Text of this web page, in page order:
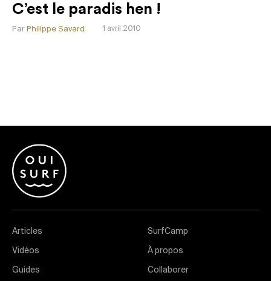
C’est le paradis hen !
1 avril 2010
Par Philippe Savard
Articles
Vidéos
Guides
SurfCamp
À propos
Collaborer